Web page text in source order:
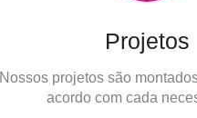
Projetos
Nossos projetos são
acordo com cada